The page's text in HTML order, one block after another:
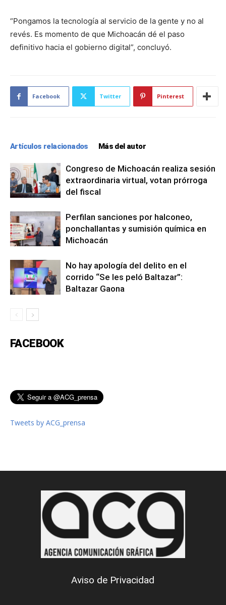
“Pongamos la tecnología al servicio de la gente y no al
revés. Es momento de que Michoacán dé el paso
definitivo hacia el gobierno digital”, concluyó.
Facebook Twitter Pinterest
Artículos relacionados Más del autor
Congreso de Michoacán realiza sesión
extraordinaria virtual, votan prórroga
del fiscal
Perfilan sanciones por halconeo,
ponchallantas y sumisión química en
Michoacán
No hay apología del delito en el
corrido “Se les peló Baltazar”:
Baltazar Gaona
FACEBOOK
Tweets by ACG_prensa
Aviso de Privacidad